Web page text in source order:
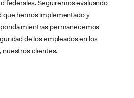
federales. Seguiremos evaluando
que hemos implementado y
mientras permanecemos
de los empleados en los
nuestros clientes.